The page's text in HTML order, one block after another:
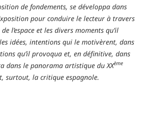
de fondements, se développa dans
pour conduire le lecteur à travers
l’espace et les divers moments qu’il
idées, intentions qui le motivèrent, dans
qu’il provoqua et, en définitive, dans
dans le panorama artistique du XXème
surtout, la critique espagnole.